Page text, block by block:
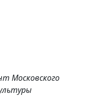
Московского